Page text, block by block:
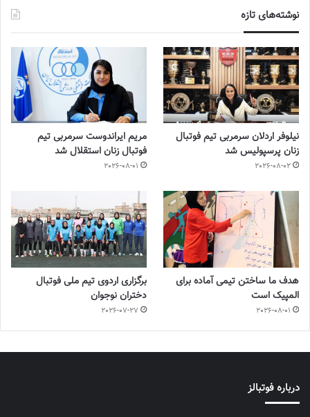
نوشته‌های تازه
نیلوفر اردلان سرمربی تیم فوتبال
زنان پرسپولیس شد
2026-08-02
مریم ایراندوست سرمربی تیم
فوتبال زنان استقلال شد
2026-08-01
هدف ما ساختن تیمی آماده برای
المپیک است
2026-08-01
برگزاری اردوی تیم ملی فوتبال
دختران نوجوان
2026-07-27
درباره فوتبالز